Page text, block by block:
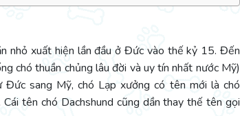
nhỏ xuất hiện lần đầu ở Đức vào thế kỷ 15. Đến
chó thuần chủng lâu đời và uy tín nhất nước Mỹ)
Đức sang Mỹ, chó Lạp xưởng có tên mới là chó
tên chó Dachshund cũng dần thay thế tên gọi